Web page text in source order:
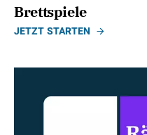
Brettspiele
JETZT STARTEN